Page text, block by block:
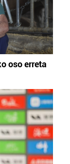
oso erreta